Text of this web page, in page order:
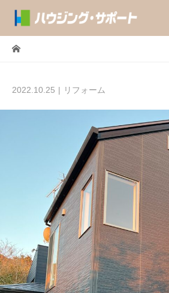
2022.10.25 リフォーム